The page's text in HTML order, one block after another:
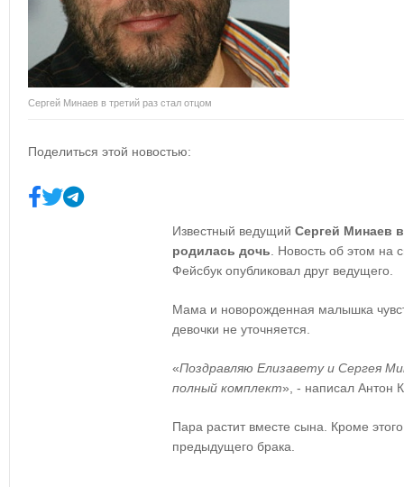
Сергей Минаев в третий раз стал отцом
Поделиться этой новостью:
Известный ведущий Сергей Минаев
родилась дочь . Новость об этом на
Фейсбук опубликовал друг ведущего.
Мама и новорожденная малышка
девочки не уточняется.
«Поздравляю Елизавету и Сергея
полный комплект», - написал Антон
Пара растит вместе сына. Кроме
предыдущего брака.